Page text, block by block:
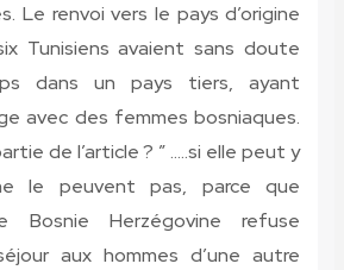
Le renvoi vers le pays d’origine
Tunisiens avaient sans doute
dans un pays tiers, ayant
avec des femmes bosniaques.
de l’article ? ” …..si elle peut y
le peuvent pas, parce que
Bosnie Herzégovine refuse
aux hommes d’une autre